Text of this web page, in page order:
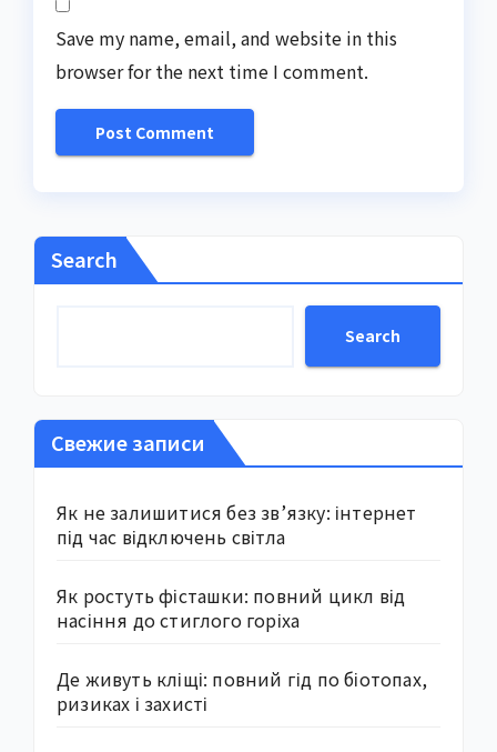
Save my name, email, and website in this
browser for the next time I comment.
Search
Search
Свежие записи
Як не залишитися без зв’язку: інтернет
під час відключень світла
Як ростуть фісташки: повний цикл від
насіння до стиглого горіха
Де живуть кліщі: повний гід по біотопах,
ризиках і захисті